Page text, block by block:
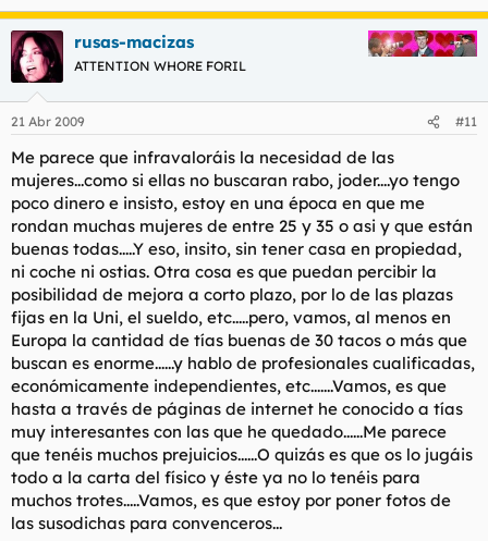
rusas-macizas
ATTENTION WHORE FORIL
21 Abr 2009 #11
Me parece que infravaloráis la necesidad de las
mujeres...como si ellas no buscaran rabo, joder....yo tengo
poco dinero e insisto, estoy en una época en que me
rondan muchas mujeres de entre 25 y 35 o asi y que están
buenas todas.....Y eso, insito, sin tener casa en propiedad,
ni coche ni ostias. Otra cosa es que puedan percibir la
posibilidad de mejora a corto plazo, por lo de las plazas
fijas en la Uni, el sueldo, etc.....pero, vamos, al menos en
Europa la cantidad de tías buenas de 30 tacos o más que
buscan es enorme......y hablo de profesionales cualificadas,
económicamente independientes, etc.......Vamos, es que
hasta a través de páginas de internet he conocido a tías
muy interesantes con las que he quedado......Me parece
que tenéis muchos prejuicios......O quizás es que os lo jugáis
todo a la carta del físico y éste ya no lo tenéis para
muchos trotes.....Vamos, es que estoy por poner fotos de
las susodichas para convenceros...